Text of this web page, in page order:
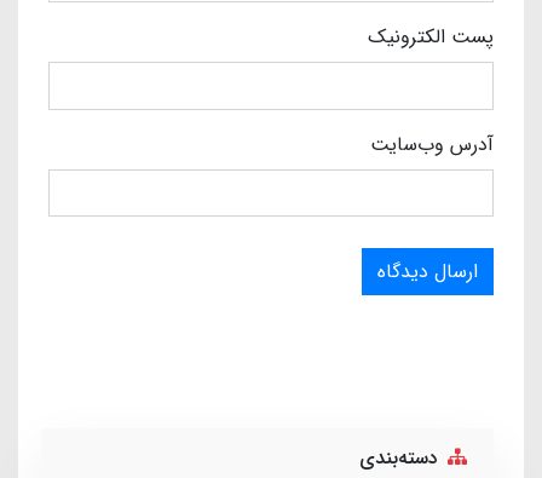
پست الکترونیک
آدرس وب‌سایت
ارسال دیدگاه
دسته‌بندی